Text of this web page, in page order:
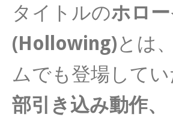
タイトルのホロ
(Hollowing)とは
ムでも登場してい
部引き込み動作、